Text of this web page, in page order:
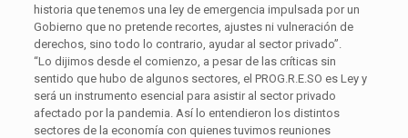
historia que tenemos una ley de emergencia impulsada por un
Gobierno que no pretende recortes, ajustes ni vulneración de
derechos, sino todo lo contrario, ayudar al sector privado”.
“Lo dijimos desde el comienzo, a pesar de las críticas sin
sentido que hubo de algunos sectores, el PROG.R.E.SO es Ley y
será un instrumento esencial para asistir al sector privado
afectado por la pandemia. Así lo entendieron los distintos
sectores de la economía con quienes tuvimos reuniones